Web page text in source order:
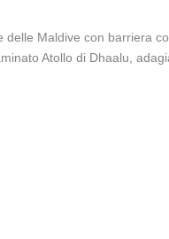
delle Maldive con barriera
Atollo di Dhaalu,